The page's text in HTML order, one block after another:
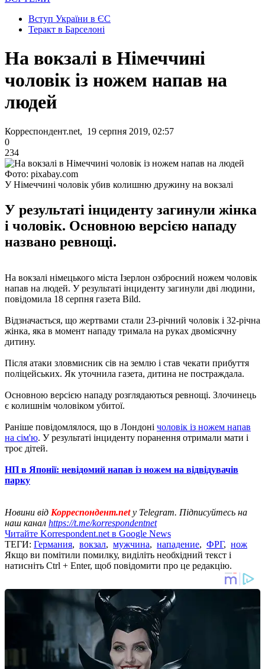
Вступ України в ЄС
Теракт в Барселоні
На вокзалі в Німеччині
чоловік із ножем напав на
людей
Корреспондент.net, 19 серпня 2019, 02:57
0
234
Фото: pixabay.com
У Німеччині чоловік убив колишню дружину на вокзалі
У результаті інциденту загинули жінка
і чоловік. Основною версією нападу
названо ревнощі.
На вокзалі німецького міста Ізерлон озброєний ножем чоловік
напав на людей. У результаті інциденту загинули дві людини,
повідомила 18 серпня газета Bild.
Відзначається, що жертвами стали 23-річний чоловік і 32-річна
жінка, яка в момент нападу тримала на руках двомісячну
дитину.
Після атаки зловмисник сів на землю і став чекати прибуття
поліцейських. Як уточнила газета, дитина не постраждала.
Основною версією нападу розглядаються ревнощі. Злочинець
є колишнім чоловіком убитої.
Раніше повідомлялося, що в Лондоні чоловік із ножем напав
на сім'ю. У результаті інциденту поранення отримали мати і
троє дітей.
НП в Японії: невідомий напав із ножем на відвідувачів
парку
Новини від Корреспондент.netу Telegram. Підписуйтесь на
наш канал https://t.me/korrespondentnet
Читайте Korrespondent.net в Google News
ТЕГИ: Германия, вокзал, мужчина, нападение, ФРГ, нож
Якщо ви помітили помилку, виділіть необхідний текст і
натисніть Ctrl + Enter, щоб повідомити про це редакцію.